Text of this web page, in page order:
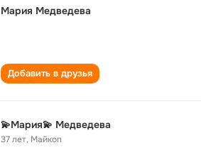
Мария Медведева
Добавить в друзья
💫Мария💫 Медведева
37 лет, Майкоп